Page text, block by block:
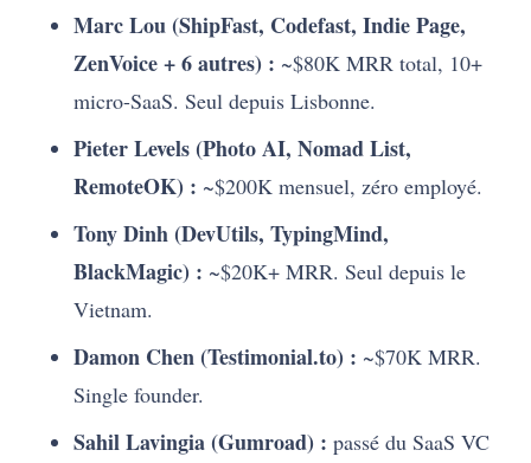
Marc Lou (ShipFast, Codefast, Indie Page,
ZenVoice + 6 autres) : ~$80K MRR total, 10+
micro-SaaS. Seul depuis Lisbonne.
Pieter Levels (Photo AI, Nomad List,
RemoteOK) : ~$200K mensuel, zéro employé.
Tony Dinh (DevUtils, TypingMind,
BlackMagic) : ~$20K+ MRR. Seul depuis le
Vietnam.
Damon Chen (Testimonial.to) : ~$70K MRR.
Single founder.
Sahil Lavingia (Gumroad) : passé du SaaS VC